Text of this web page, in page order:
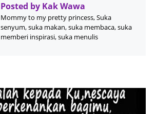
Posted by Kak Wawa
Mommy to my pretty princess, Suka
senyum, suka makan, suka membaca, suka
memberi inspirasi, suka menulis